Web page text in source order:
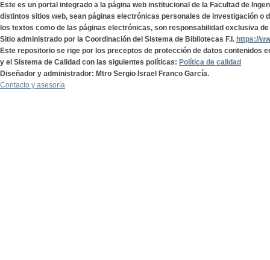
Este es un portal integrado a la página web institucional de la Facultad de
distintos sitios web, sean páginas electrónicas personales de investigación o
los textos como de las páginas electrónicas, son responsabilidad exclusiva
Sitio administrado por la Coordinación del Sistema de Bibliotecas F.I. https://
Este repositorio se rige por los preceptos de protección de datos contenidos
y el Sistema de Calidad con las siguientes políticas: Política de calidad
Diseñador y administrador: Mtro Sergio Israel Franco García.
Contacto y asesoría